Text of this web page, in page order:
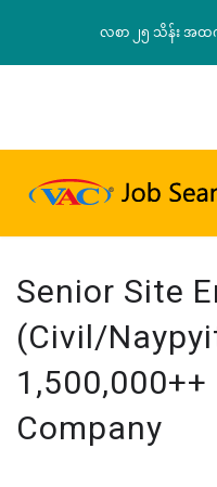
လစာ ၂၅ သိန်း အ
Senior Site
(Civil/
Company